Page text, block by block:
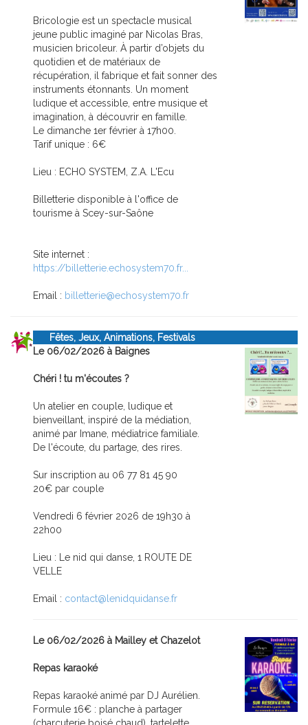
Bricologie est un spectacle musical
jeune public imaginé par Nicolas Bras,
musicien bricoleur. À partir d’objets du
quotidien et de matériaux de
récupération, il fabrique et fait sonner des
instruments étonnants. Un moment
ludique et accessible, entre musique et
imagination, à découvrir en famille.
Le dimanche 1er février à 17h00.
Tarif unique : 6€
Lieu : ECHO SYSTEM, Z.A. L'Ecu
Billetterie disponible à l'office de
tourisme à Scey-sur-Saône
Site internet :
https://billetterie.echosystem70.fr...
Email : billetterie@echosystem70.fr
Fêtes, Jeux, Animations, Festivals
Le 06/02/2026 à Baignes
Chéri ! tu m'écoutes ?
Un atelier en couple, ludique et
bienveillant, inspiré de la médiation,
animé par Imane, médiatrice familiale.
De l'écoute, du partage, des rires.
Sur inscription au 06 77 81 45 90
20€ par couple
Vendredi 6 février 2026 de 19h30 à
22h00
Lieu : Le nid qui danse, 1 ROUTE DE
VELLE
Email : contact@lenidquidanse.fr
Le 06/02/2026 à Mailley et Chazelot
Repas karaoké
Repas karaoké animé par DJ Aurélien.
Formule 16€ : planche à partager